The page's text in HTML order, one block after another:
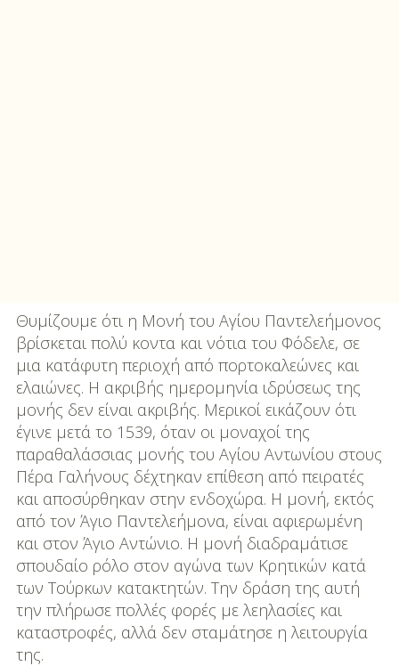
Θυμίζουμε ότι η Μονή του Αγίου Παντελεήμονος
βρίσκεται πολύ κοντα και νότια του Φόδελε, σε
μια κατάφυτη περιοχή από πορτοκαλεώνες και
ελαιώνες. Η ακριβής ημερομηνία ιδρύσεως της
μονής δεν είναι ακριβής. Μερικοί εικάζουν ότι
έγινε μετά το 1539, όταν οι μοναχοί της
παραθαλάσσιας μονής του Αγίου Αντωνίου στους
Πέρα Γαλήνους δέχτηκαν επίθεση από πειρατές
και αποσύρθηκαν στην ενδοχώρα. Η μονή, εκτός
από τον Άγιο Παντελεήμονα, είναι αφιερωμένη
και στον Άγιο Αντώνιο. Η μονή διαδραμάτισε
σπουδαίο ρόλο στον αγώνα των Κρητικών κατά
των Τούρκων κατακτητών. Την δράση της αυτή
την πλήρωσε πολλές φορές με λεηλασίες και
καταστροφές, αλλά δεν σταμάτησε η λειτουργία
της.